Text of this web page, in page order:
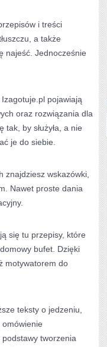
i treści
a także
najeść. Jednocześnie
pojawiają
oraz rozwiązania dla
by służyła, a nie
je do siebie.
znajdziesz wskazówki,
Nawet proste dania
się tu przepisy, które
bufet. Dzięki
motywatorem do
teksty o jedzeniu,
tworzenia